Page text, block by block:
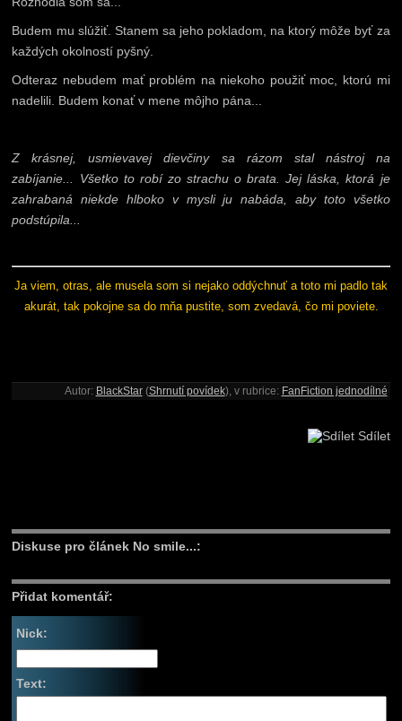
Budem mu slúžiť. Stanem sa jeho pokladom, na ktorý môže byť za
každých okolností pyšný.
Odteraz nebudem mať problém na niekoho použiť moc, ktorú mi
nadelili. Budem konať v mene môjho pána...
Z krásnej, usmievavej dievčiny sa rázom stal nástroj na
zabíjanie... Všetko to robí zo strachu o brata. Jej láska, ktorá je
zahrabaná niekde hlboko v mysli ju nabáda, aby toto všetko
podstúpila...
Ja viem, otras, ale musela som si nejako oddýchnuť a toto mi padlo tak
akurát, tak pokojne sa do mňa pustite, som zvedavá, čo mi poviete.
Autor: BlackStar(Shrnutí povídek), v rubrice: FanFiction jednodílné
Sdílet
Diskuse pro článek No smile...:
Přidat komentář:
Nick:
Text: